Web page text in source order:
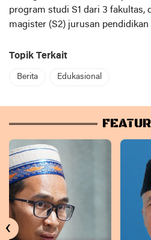
program studi S1 dari 3 fakultas,
magister (S2) jurusan pendidikan
Topik Terkait
Berita Edukasional
‹